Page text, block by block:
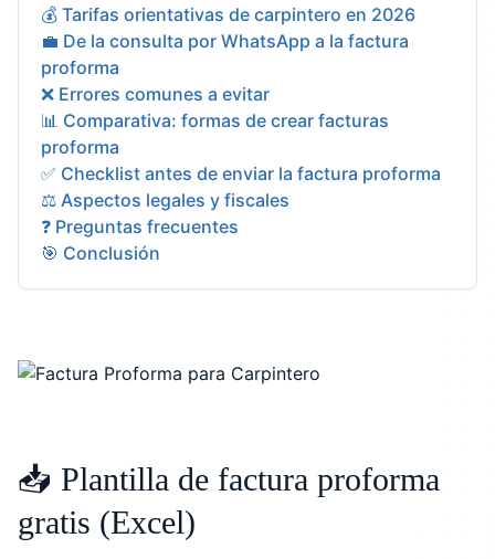
💰 Tarifas orientativas de carpintero en 2026
💼 De la consulta por WhatsApp a la factura
proforma
❌ Errores comunes a evitar
📊 Comparativa: formas de crear facturas
proforma
✅ Checklist antes de enviar la factura proforma
⚖️ Aspectos legales y fiscales
❓ Preguntas frecuentes
🎯 Conclusión
📥 Plantilla de factura proforma
gratis (Excel)